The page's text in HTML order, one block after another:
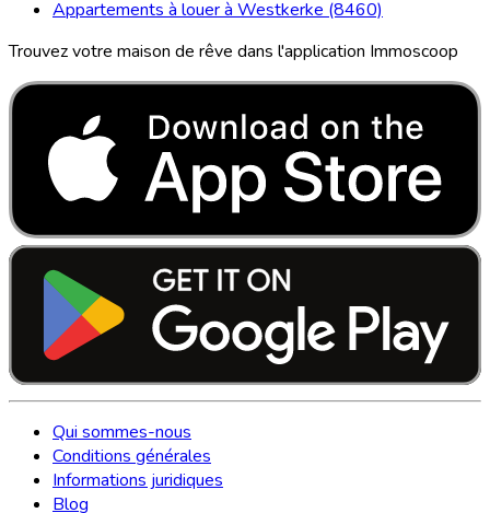
Appartements à louer à Westkerke (8460)
Trouvez votre maison de rêve dans l'application Immoscoop
Qui sommes-nous
Conditions générales
Informations juridiques
Blog